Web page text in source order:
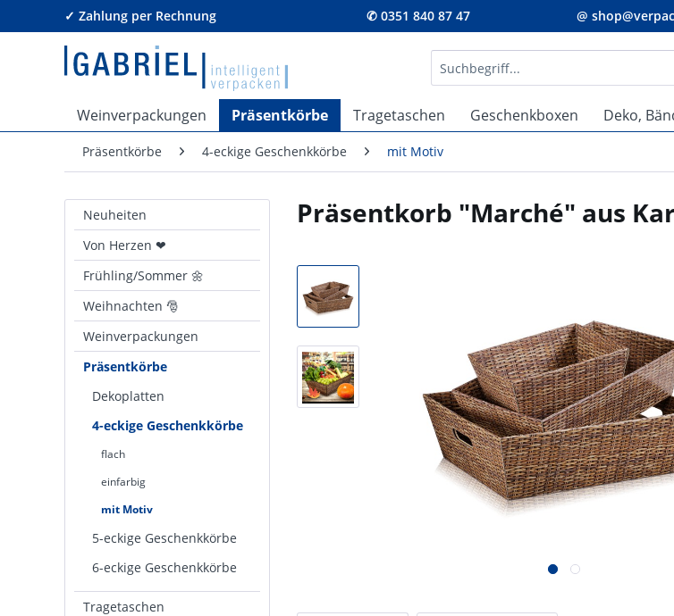
✓ Zahlung per Rechnung ✆ 0351 840 87 47 @
Weinverpackungen Präsentkörbe Tragetaschen Geschenkboxen Deko,
Präsentkörbe 4-eckige Geschenkkörbe mit Motiv
Neuheiten
Von Herzen ❤
Frühling/Sommer 🌼
Weihnachten 🎅
Weinverpackungen
Präsentkörbe
Dekoplatten
4-eckige Geschenkkörbe
flach
einfarbig
mit Motiv
5-eckige Geschenkkörbe
6-eckige Geschenkkörbe
Tragetaschen
Präsentkorb "Marché" aus